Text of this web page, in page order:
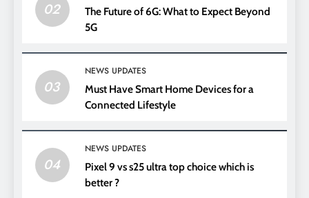
02
The Future of 6G: What to Expect Beyond
5G
03
NEWS UPDATES
Must Have Smart Home Devices for a
Connected Lifestyle
04
NEWS UPDATES
Pixel 9 vs s25 ultra top choice which is
better ?